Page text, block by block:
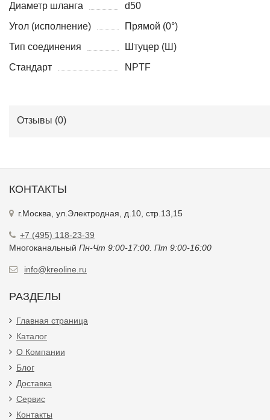
Диаметр шланга
d50
Угол (исполнение)
Прямой (0°)
Тип соединения
Штуцер (Ш)
Стандарт
NPTF
Отзывы (0)
КОНТАКТЫ
г.Москва, ул.Электродная, д.10, стр.13,15
+7 (495) 118-23-39
Многоканальный Пн-Чт 9:00-17:00. Пт 9:00-16:00
info@kreoline.ru
РАЗДЕЛЫ
Главная страница
Каталог
О Компании
Блог
Доставка
Сервис
Контакты